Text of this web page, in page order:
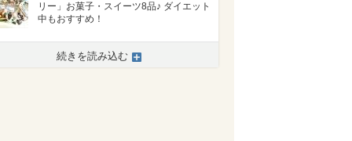
リー」お菓子・スイーツ8品♪ ダイエット
中もおすすめ！
続きを読み込む